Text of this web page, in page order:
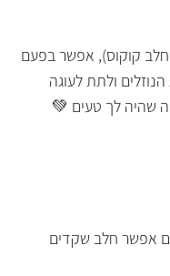
קוקוס), אפשר בפעם
ולתת לעוגה
שהיה לך טעים 💚
אפשר חלב שקדים